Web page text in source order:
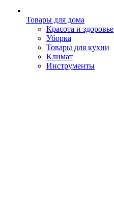
Товары для дома
Красота и здоровье
Уборка
Товары для кухни
Климат
Инструменты